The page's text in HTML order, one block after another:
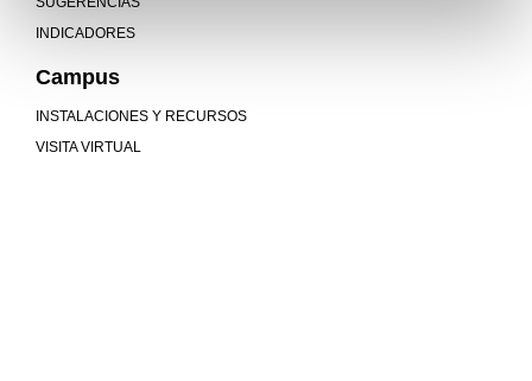
INDICADORES
Campus
INSTALACIONES Y RECURSOS
VISITA VIRTUAL